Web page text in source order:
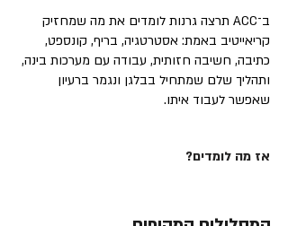
ב־ACC תרצה גרנות לומדים את מה שמחזיק
קריאייטיב באמת: אסטרטגיה, בריף, קונספט,
כתיבה, חשיבה חזותית, עבודה עם מערכות בינה,
ותהליך שלם שמתחיל בבלגן ונגמר ברעיון
שאפשר לעבוד איתו.
אז מה לומדים?